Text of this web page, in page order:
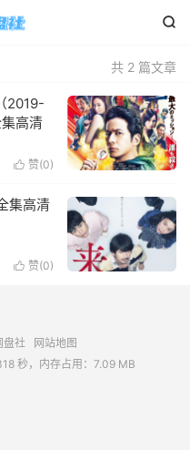

共 2 篇文章
2019-
高清
 赞(0)
集高清
 赞(0)
盘社
网站地图
秒，内存占用：7.09 MB